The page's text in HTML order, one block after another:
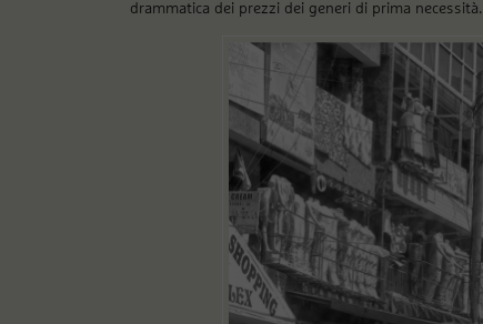
drammatica dei prezzi dei generi di prima necessità.